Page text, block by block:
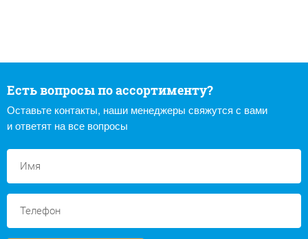
Есть вопросы по ассортименту?
Оставьте контакты, наши менеджеры свяжутся с вами
и ответят на все вопросы